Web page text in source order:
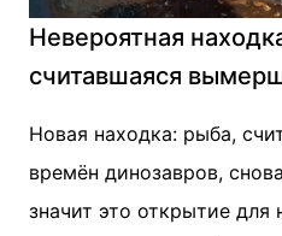
Невероятная
считавшаяся
Новая находка: рыба,
времён динозавров,
значит это открытие для